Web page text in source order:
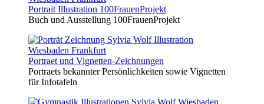
Portrait Illustration 100FrauenProjekt
Buch und Ausstellung 100FrauenProjekt
Portraet und Vignetten-Zeichnungen
Portraets bekannter Persönlichkeiten sowie Vignetten
für Infotafeln